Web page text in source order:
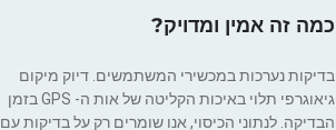
כמה זה אמין ומדויק?
בדיקות נערכות במכשירי המשתמשים. דיוק מיקום
גיאוגרפי תלוי באיכות הקליטה של אות ה- GPS בזמן
הבדיקה. לנתוני הכיסוי, אנו שומרים רק על בדיקות עם